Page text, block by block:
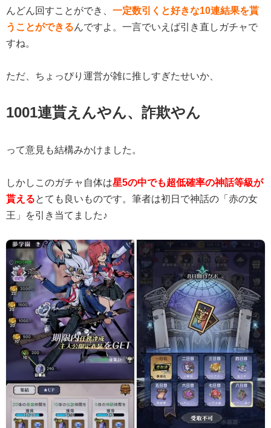
んどん回すことができ、 一定数引くと好きな10連結果を貰
うことができるんですよ。一言でいえば引き直しガチャで
すね。
ただ、ちょっぴり運営が雑に推しすぎたせいか、
1001連貰えんやん、詐欺やん
って意見も結構みかけました。
しかしこのガチャ自体は星5の中でも超低確率の神話等級が
貰えるとても良いものです。筆者は初日で神話の「赤の女
王」を引き当てました♪